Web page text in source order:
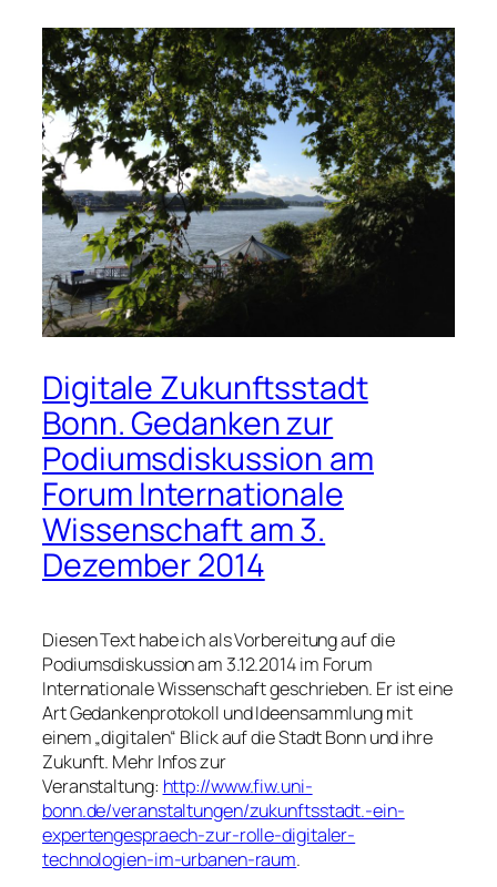
Digitale Zukunftsstadt
Bonn. Gedanken zur
Podiumsdiskussion am
Forum Internationale
Wissenschaft am 3.
Dezember 2014
Diesen Text habe ich als Vorbereitung auf die
Podiumsdiskussion am 3.12.2014 im Forum
Internationale Wissenschaft geschrieben. Er ist eine
Art Gedankenprotokoll und Ideensammlung mit
einem „digitalen“ Blick auf die Stadt Bonn und ihre
Zukunft. Mehr Infos zur
Veranstaltung: http://www.fiw.uni-
bonn.de/veranstaltungen/zukunftsstadt.-ein-
expertengespraech-zur-rolle-digitaler-
technologien-im-urbanen-raum.